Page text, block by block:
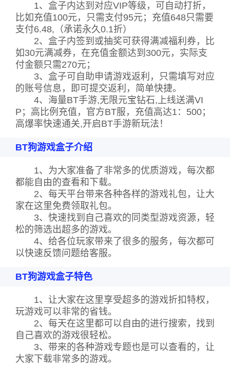
1、盒子内达到对应VIP等级，可自动打折，
比如充值100元，只需支付95元；充值648只需要
支付6.48,（承诺永久0.1折）
2、盒子内签到或抽奖可获得满减福利券，比
如30元满减券，在充值金额达到300元，实际支
付金额只需270元；
3、盒子可自助申请游戏返利，只需填写对应
的账号信息，即可提交返利，简单快捷。
4、海量BT手游,无限元宝钻石,上线送满VI
P；高比例充值，官方BT服，充值高达1：500；
高爆率快速通关,开启BT手游新玩法！
BT狗游戏盒子介绍
1、为大家准备了非常多的优质游戏，每次都
都能自由的查看和下载。
2、每天平台带来各种各样的游戏礼包，让大
家在这里免费领取礼包。
3、快速找到自己喜欢的同类型游戏资源，轻
松的筛选出超多的游戏。
4、给各位玩家带来了很多的服务，每次都可
以快速反馈问题给客服。
BT狗游戏盒子特色
1、让大家在这里享受超多的游戏折扣特权，
玩游戏可以非常的省钱。
2、每天在这里都可以自由的进行搜索，找到
自己喜欢的游戏很轻松。
3、带来的各种游戏专题也是可以查看的，让
大家下载非常多的游戏。